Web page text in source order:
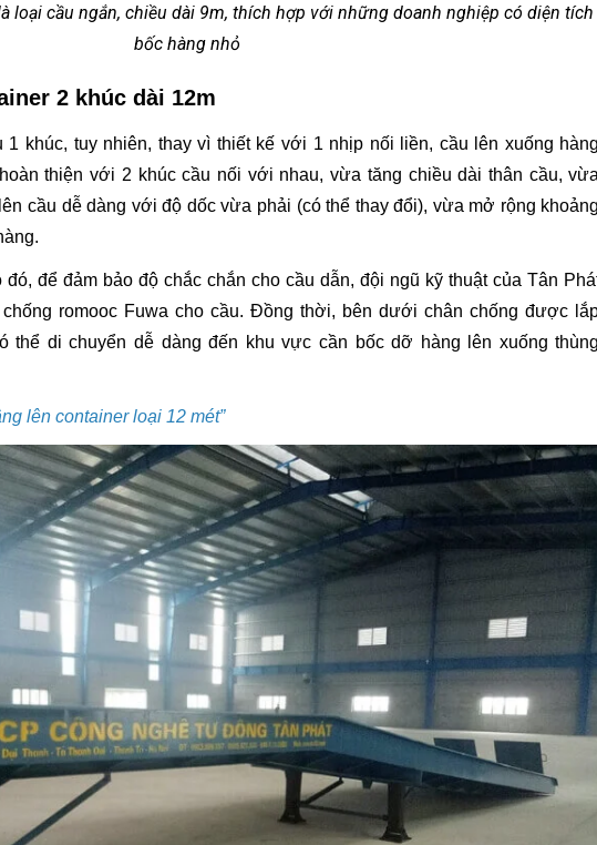
loại cầu ngắn, chiều dài 9m, thích hợp với những doanh nghiệp có diện tích
bốc hàng nhỏ
2 khúc dài 12m
khúc, tuy nhiên, thay vì thiết kế với 1 nhịp nối liền, cầu lên xuống
thiện với 2 khúc cầu nối với nhau, vừa tăng chiều dài thân cầu,
cầu dễ dàng với độ dốc vừa phải (có thể thay đổi), vừa mở rộng
để đảm bảo độ chắc chắn cho cầu dẫn, đội ngũ kỹ thuật của Tân
romooc Fuwa cho cầu. Đồng thời, bên dưới chân chống được
thể di chuyển dễ dàng đến khu vực cần bốc dỡ hàng lên xuống
lên container loại 12 mét”